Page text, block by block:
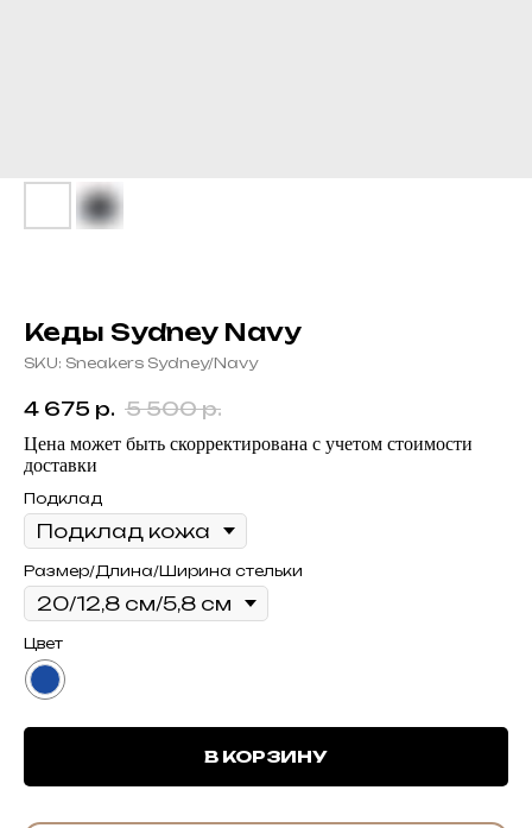
Кеды Sydney Navy
SKU: Sneakers Sydney/Navy
4 675 р. 5 500 р.
Цена может быть скорректирована с учетом стоимости
доставки
Подклад
Размер/Длина/Ширина стельки
Цвет
В КОРЗИНУ